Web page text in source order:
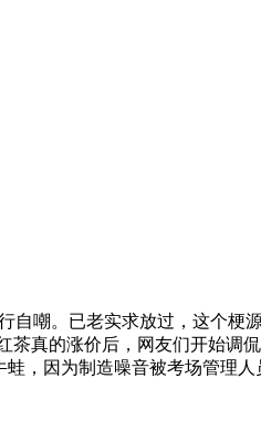
嘲。已老实求放过，这个梗
真的涨价后，网友们开始调
，因为制造噪音被考场管理